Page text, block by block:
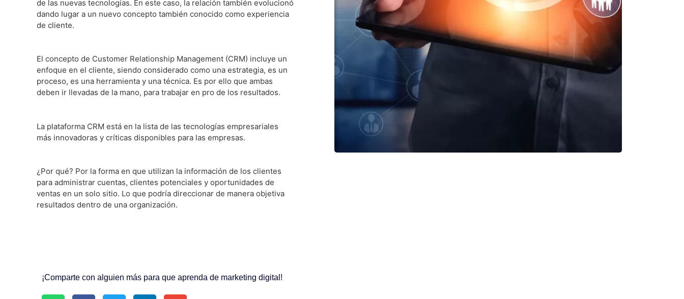
de las nuevas tecnologías. En este caso, la relación también evolucionó
dando lugar a un nuevo concepto también conocido como experiencia
de cliente.
El concepto de Customer Relationship Management (CRM) incluye un
enfoque en el cliente, siendo considerado como una estrategia, es un
proceso, es una herramienta y una técnica. Es por ello que ambas
deben ir llevadas de la mano, para trabajar en pro de los resultados.
La plataforma CRM está en la lista de las tecnologías empresariales
más innovadoras y críticas disponibles para las empresas.
¿Por qué? Por la forma en que utilizan la información de los clientes
para administrar cuentas, clientes potenciales y oportunidades de
ventas en un solo sitio. Lo que podría direccionar de manera objetiva
resultados dentro de una organización.
¡Comparte con alguien más para que aprenda de marketing digital!